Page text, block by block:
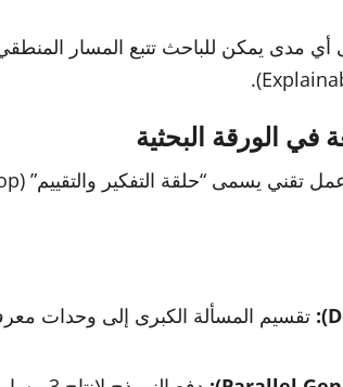
أي مدى يمكن للباحث تتبع المسار
في الورقة البحثية
تقسيم المسألة الكبرى إلى وحدات